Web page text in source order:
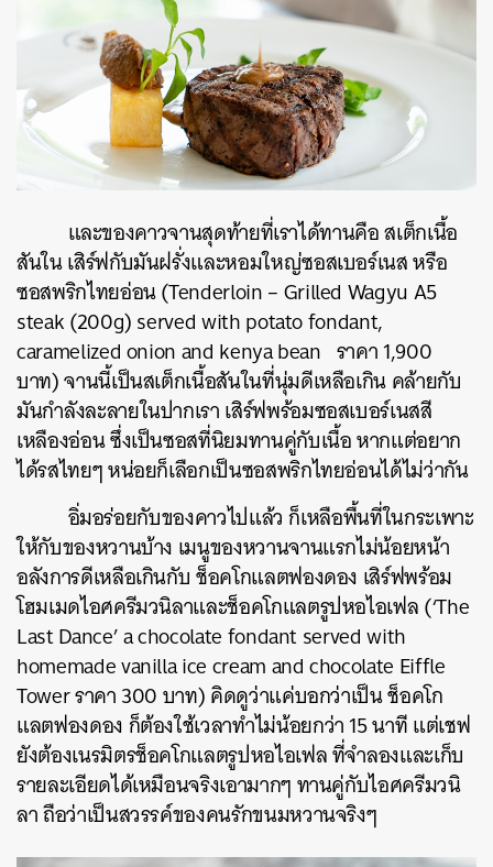
และของคาวจานสุดท้ายที่เราได้ทานคือ สเต็กเนื้อ
สันใน เสิร์ฟกับมันฝรั่งและหอมใหญ่ซอสเบอร์เนส หรือ
ซอสพริกไทยอ่อน(Tenderloin – Grilled Wagyu A5
steak (200g) served with potato fondant,
caramelized onion and kenya bean ราคา 1,900
บาท) จานนี้เป็นสเต็กเนื้อสันในที่นุ่มดีเหลือเกิน คล้ายกับ
มันกำลังละลายในปากเรา เสิร์ฟพร้อมซอสเบอร์เนสสี
เหลืองอ่อน ซึ่งเป็นซอสที่นิยมทานคู่กับเนื้อ หากแต่อยาก
ได้รสไทยๆ หน่อยก็เลือกเป็นซอสพริกไทยอ่อนได้ไม่ว่ากัน
อิ่มอร่อยกับของคาวไปแล้ว ก็เหลือพื้นที่ในกระเพาะ
ให้กับของหวานบ้าง เมนูของหวานจานแรกไม่น้อยหน้า
อลังการดีเหลือเกินกับ ช็อคโกแลตฟองดอง เสิร์ฟพร้อม
โฮมเมดไอศครีมวนิลาและช็อคโกแลตรูปหอไอเฟล (‘The
Last Dance’ a chocolate fondant served with
homemade vanilla ice cream and chocolate Eiffle
Tower ราคา 300 บาท) คิดดูว่าแค่บอกว่าเป็น ช็อคโก
แลตฟองดอง ก็ต้องใช้เวลาทำไม่น้อยกว่า 15 นาที แต่เชฟ
ยังต้องเนรมิตรช็อคโกแลตรูปหอไอเฟล ที่จำลองและเก็บ
รายละเอียดได้เหมือนจริงเอามากๆ ทานคู่กับไอศครีมวนิ
ลา ถือว่าเป็นสวรรค์ของคนรักขนมหวานจริงๆ